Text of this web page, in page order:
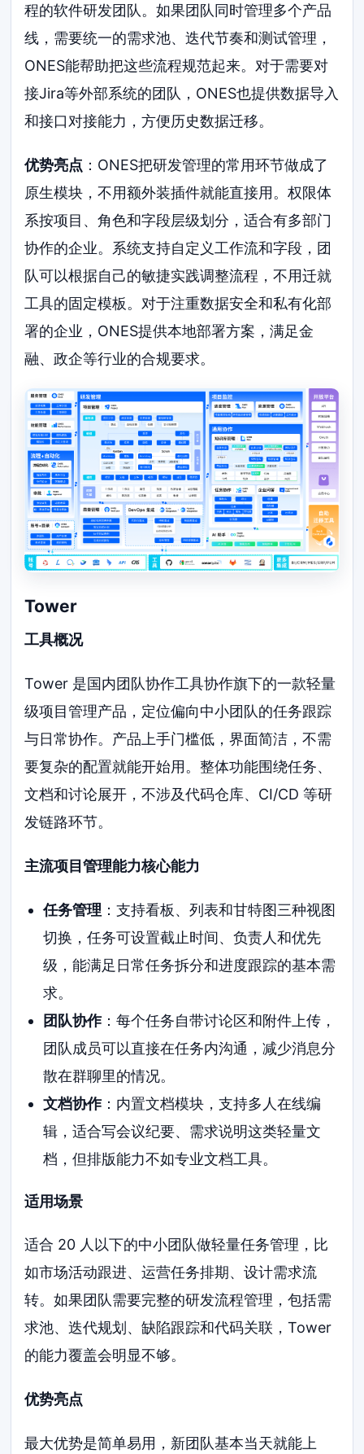
程的软件研发团队。如果团队同时管理多个产品
线，需要统一的需求池、迭代节奏和测试管理，
ONES能帮助把这些流程规范起来。对于需要对
接Jira等外部系统的团队，ONES也提供数据导入
和接口对接能力，方便历史数据迁移。
优势亮点 ：ONES把研发管理的常用环节做成了
原生模块，不用额外装插件就能直接用。权限体
系按项目、角色和字段层级划分，适合有多部门
协作的企业。系统支持自定义工作流和字段，团
队可以根据自己的敏捷实践调整流程，不用迁就
工具的固定模板。对于注重数据安全和私有化部
署的企业，ONES提供本地部署方案，满足金
融、政企等行业的合规要求。
Tower
工具概况
Tower 是国内团队协作工具协作旗下的一款轻量
级项目管理产品，定位偏向中小团队的任务跟踪
与日常协作。产品上手门槛低，界面简洁，不需
要复杂的配置就能开始用。整体功能围绕任务、
文档和讨论展开，不涉及代码仓库、CI/CD 等研
发链路环节。
主流项目管理能力核心能力
任务管理 ：支持看板、列表和甘特图三种视图
切换，任务可设置截止时间、负责人和优先
级，能满足日常任务拆分和进度跟踪的基本需
求。
团队协作：每个任务自带讨论区和附件上传，
团队成员可以直接在任务内沟通，减少消息分
散在群聊里的情况。
文档协作：内置文档模块，支持多人在线编
辑，适合写会议纪要、需求说明这类轻量文
档，但排版能力不如专业文档工具。
适用场景
适合 20 人以下的中小团队做轻量任务管理，比
如市场活动跟进、运营任务排期、设计需求流
转。如果团队需要完整的研发流程管理，包括需
求池、迭代规划、缺陷跟踪和代码关联，Tower
的能力覆盖会明显不够。
优势亮点
最大优势是简单易用，新团队基本当天就能上